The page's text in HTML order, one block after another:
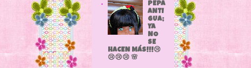
PEPA
ANTI
GUA;
YA
NO
SE
HACEN MÁS!!!😢
😢😢😢 🌸